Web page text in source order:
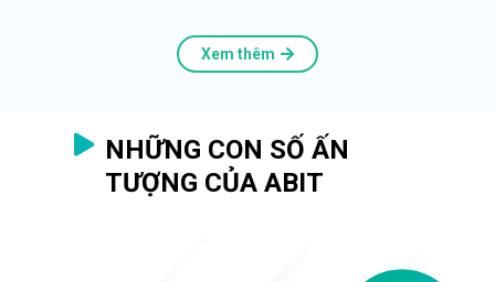
Xem thêm
NHỮNG CON SỐ ẤN
TƯỢNG CỦA ABIT